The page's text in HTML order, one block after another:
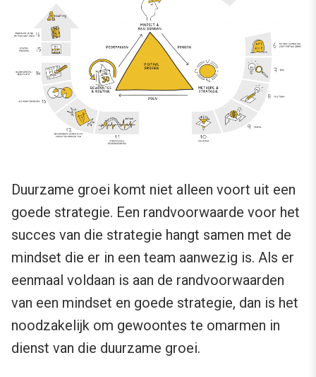
Duurzame groei komt niet alleen voort uit een
goede strategie. Een randvoorwaarde voor het
succes van die strategie hangt samen met de
mindset die er in een team aanwezig is. Als er
eenmaal voldaan is aan de randvoorwaarden
van een mindset en goede strategie, dan is het
noodzakelijk om gewoontes te omarmen in
dienst van die duurzame groei.